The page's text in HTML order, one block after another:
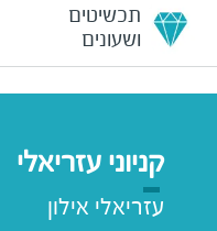
תכשיטים
ושעונים
קניוני עזריאלי
עזריאלי אילון